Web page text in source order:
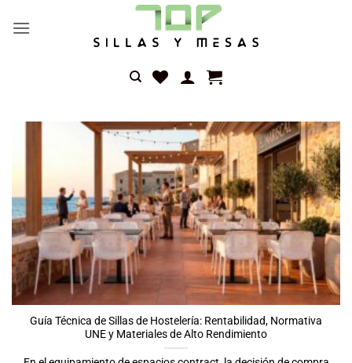
Guía Técnica de Sillas de Hostelería: Rentabilidad, Normativa
UNE y Materiales de Alto Rendimiento